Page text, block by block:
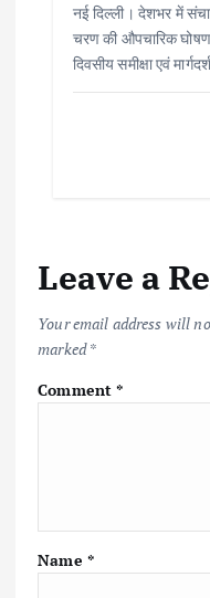
नई दिल्ली। देशभर में
चरण की औपचारिक
दिवसीय समीक्षा एवं
Leave a
Your email address will
marked*
Comment*
Name *